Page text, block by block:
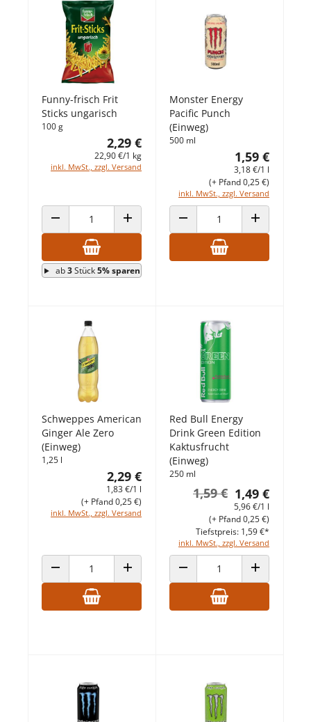
Funny-frisch Frit
Sticks ungarisch
100 g
2,29 €
22,90 €/1 kg
inkl. MwSt., zzgl. Versand
ANZAHL VERRINGERNANZAHL ERHÖHEN
ab3Stück5% sparen
Monster Energy
Pacific Punch
(Einweg)
500 ml
1,59 €
3,18 €/1 l
inkl. MwSt., zzgl. Versand
(+ Pfand 0,25 €)
ANZAHL VERRINGERNANZAHL
Schweppes American
Ginger Ale Zero
(Einweg)
1,25 l
2,29 €
1,83 €/1 l
inkl. MwSt., zzgl. Versand
(+ Pfand 0,25 €)
ANZAHL VERRINGERNANZAHL ERHÖHEN
Red Bull Energy
Drink Green Edition
Kaktusfrucht
(Einweg)
250 ml
1,49 €
1,59 €
5,96 €/1 l
inkl. MwSt., zzgl. Versand
(+ Pfand 0,25 €)
Tiefstpreis: 1,59 €*
ANZAHL VERRINGERNANZAHL